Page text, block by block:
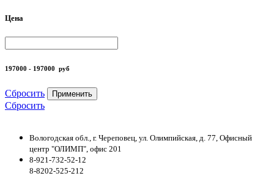
Цена
197000 - 197000 руб
Сбросить Применить
Сбросить
Вологодская обл., г. Череповец, ул. Олимпийская, д. 77, Офисный
центр "ОЛИМП", офис 201
8-921-732-52-12
8-8202-525-212